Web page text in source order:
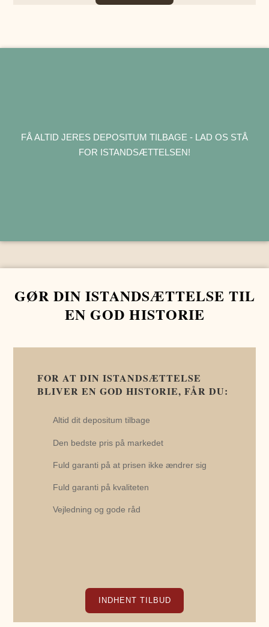
FÅ ALTID JERES DEPOSITUM TILBAGE - LAD OS STÅ
FOR ISTANDSÆTTELSEN!
GØR DIN ISTANDSÆTTELSE TIL
EN GOD HISTORIE
FOR AT DIN ISTANDSÆTTELSE
BLIVER EN GOD HISTORIE, FÅR DU:
Altid dit depositum tilbage
Den bedste pris på markedet
Fuld garanti på at prisen ikke ændrer sig
Fuld garanti på kvaliteten
Vejledning og gode råd
INDHENT TILBUD